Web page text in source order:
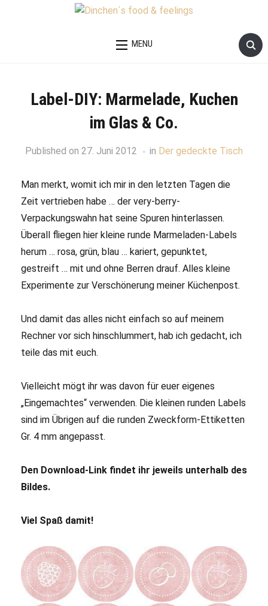
MENU
Label-DIY: Marmelade, Kuchen
im Glas & Co.
Published on 27. Juni 2012 in Der gedeckte Tisch
Man merkt, womit ich mir in den letzten Tagen die
Zeit vertrieben habe … der very-berry-
Verpackungswahn hat seine Spuren hinterlassen.
Überall fliegen hier kleine runde Marmeladen-Labels
herum … rosa, grün, blau … kariert, gepunktet,
gestreift … mit und ohne Berren drauf. Alles kleine
Experimente zur Verschönerung meiner Küchenpost.
Und damit das alles nicht einfach so auf meinem
Rechner vor sich hinschlummert, hab ich gedacht, ich
teile das mit euch.
Vielleicht mögt ihr was davon für euer eigenes
„Eingemachtes“ verwenden. Die kleinen runden Labels
sind im Übrigen auf die runden Zweckform-Ettiketten
Gr. 4 mm angepasst.
Den Download-Link findet ihr jeweils unterhalb des
Bildes.
Viel Spaß damit!